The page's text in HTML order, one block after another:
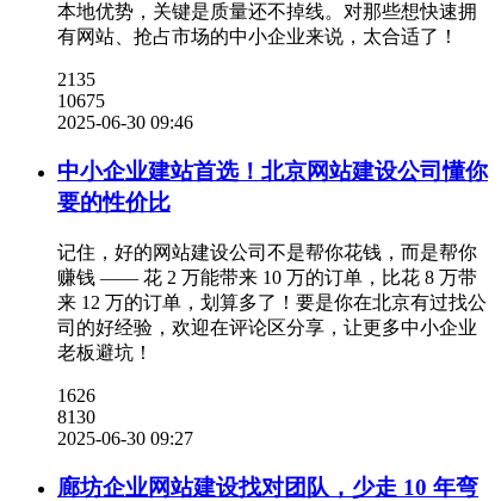
本地优势，关键是质量还不掉线。对那些想快速拥
有网站、抢占市场的中小企业来说，太合适了！
2135
10675
2025-06-30 09:46
中小企业建站首选！北京网站建设公司懂你
要的性价比
记住，好的网站建设公司不是帮你花钱，而是帮你
赚钱 —— 花 2 万能带来 10 万的订单，比花 8 万带
来 12 万的订单，划算多了！要是你在北京有过找公
司的好经验，欢迎在评论区分享，让更多中小企业
老板避坑！
1626
8130
2025-06-30 09:27
廊坊企业网站建设找对团队，少走 10 年弯